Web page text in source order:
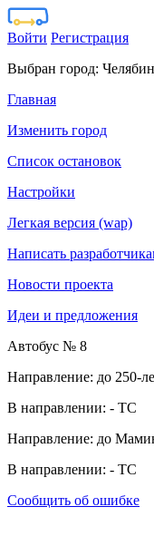
Войти Регистрация
Выбран город:
Главная
Изменить город
Список остановок
Настройки
Легкая версия (wap)
Написать
Новости проекта
Идеи и предложения
Автобус № 8
Направление: до 250-
В направлении: - ТС
Направление: до
В направлении: - ТС
Сообщить об ошибке